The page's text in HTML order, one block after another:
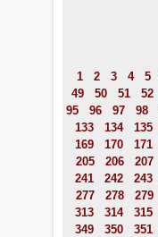
1 2 3 4 5
49
50 51 52
95
96 97 98
133
134 135
169
170 171
205
206 207
241
242 243
277
278 279
313
314 315
349
350 351